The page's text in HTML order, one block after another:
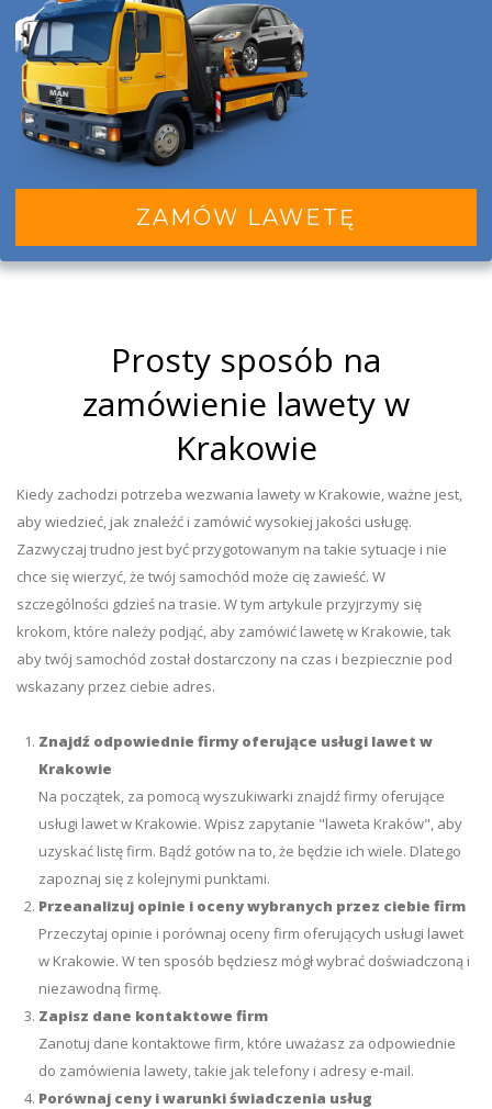
ZAMÓW LAWETĘ
Prosty sposób na
zamówienie lawety w
Krakowie
Kiedy zachodzi potrzeba wezwania lawety w Krakowie, ważne jest,
aby wiedzieć, jak znaleźć i zamówić wysokiej jakości usługę.
Zazwyczaj trudno jest być przygotowanym na takie sytuacje i nie
chce się wierzyć, że twój samochód może cię zawieść. W
szczególności gdzieś na trasie. W tym artykule przyjrzymy się
krokom, które należy podjąć, aby zamówić lawetę w Krakowie, tak
aby twój samochód został dostarczony na czas i bezpiecznie pod
wskazany przez ciebie adres.
Znajdź odpowiednie firmy oferujące usługi lawet w
Krakowie
Na początek, za pomocą wyszukiwarki znajdź firmy oferujące
usługi lawet w Krakowie. Wpisz zapytanie "laweta Kraków", aby
uzyskać listę firm. Bądź gotów na to, że będzie ich wiele. Dlatego
zapoznaj się z kolejnymi punktami.
Przeanalizuj opinie i oceny wybranych przez ciebie firm
Przeczytaj opinie i porównaj oceny firm oferujących usługi lawet
w Krakowie. W ten sposób będziesz mógł wybrać doświadczoną i
niezawodną firmę.
Zapisz dane kontaktowe firm
Zanotuj dane kontaktowe firm, które uważasz za odpowiednie
do zamówienia lawety, takie jak telefony i adresy e-mail.
Porównaj ceny i warunki świadczenia usług